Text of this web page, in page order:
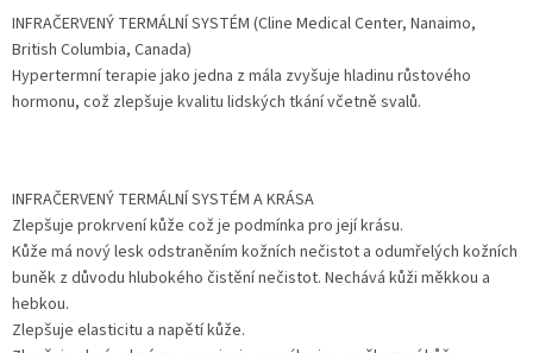
INFRAČERVENÝ TERMÁLNÍ SYSTÉM (Cline Medical Center, Nanaimo,
British Columbia, Canada)
Hypertermní terapie jako jedna z mála zvyšuje hladinu růstového
hormonu, což zlepšuje kvalitu lidských tkání včetně svalů.
INFRAČERVENÝ TERMÁLNÍ SYSTÉM A KRÁSA
Zlepšuje prokrvení kůže což je podmínka pro její krásu.
Kůže má nový lesk odstraněním kožních nečistot a odumřelých kožních
buněk z důvodu hlubokého čistění nečistot. Nechává kůži měkkou a
hebkou.
Zlepšuje elasticitu a napětí kůže.